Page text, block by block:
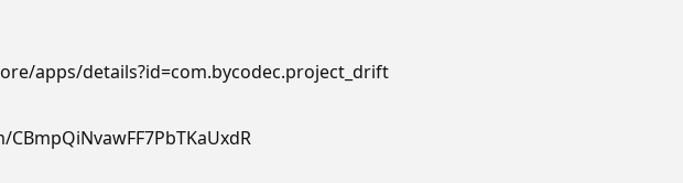
apps/details?id=com.bycodec.project_drift